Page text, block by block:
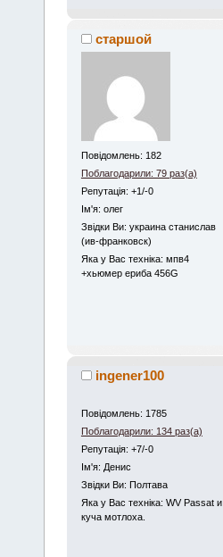
старшой
Повідомлень: 182
Поблагодарили: 79 раз(а)
Репутація: +1/-0
Iм'я: олег
Звідки Ви: украина станислав
(ив-франковск)
Яка у Вас техніка: мпв4
+хьюмер ериба 456G
ingener100
Повідомлень: 1785
Поблагодарили: 134 раз(а)
Репутація: +7/-0
Iм'я: Денис
Звідки Ви: Полтава
Яка у Вас техніка: WV Passat и
куча мотлоха.